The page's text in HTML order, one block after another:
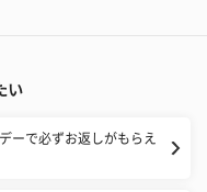
い
ーで必ずお返しがもらえ